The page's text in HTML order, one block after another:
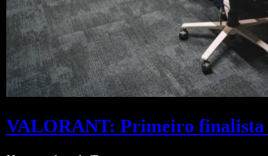
VALORANT: Primeiro finalista